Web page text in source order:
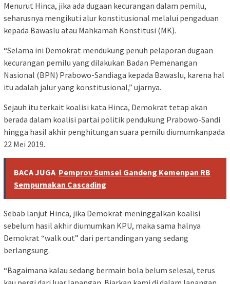
Menurut Hinca, jika ada dugaan kecurangan dalam pemilu,
seharusnya mengikuti alur konstitusional melalui pengaduan
kepada Bawaslu atau Mahkamah Konstitusi (MK).
“Selama ini Demokrat mendukung penuh pelaporan dugaan
kecurangan pemilu yang dilakukan Badan Pemenangan
Nasional (BPN) Prabowo-Sandiaga kepada Bawaslu, karena hal
itu adalah jalur yang konstitusional,” ujarnya.
Sejauh itu terkait koalisi kata Hinca, Demokrat tetap akan
berada dalam koalisi partai politik pendukung Prabowo-Sandi
hingga hasil akhir penghitungan suara pemilu diumumkanpada
22 Mei 2019.
BACA JUGA Pemprov Sumsel Gandeng Kemenpan RB
Sempurnakan Cascading
Sebab lanjut Hinca, jika Demokrat meninggalkan koalisi
sebelum hasil akhir diumumkan KPU, maka sama halnya
Demokrat “walk out” dari pertandingan yang sedang
berlangsung.
“Bagaimana kalau sedang bermain bola belum selesai, terus